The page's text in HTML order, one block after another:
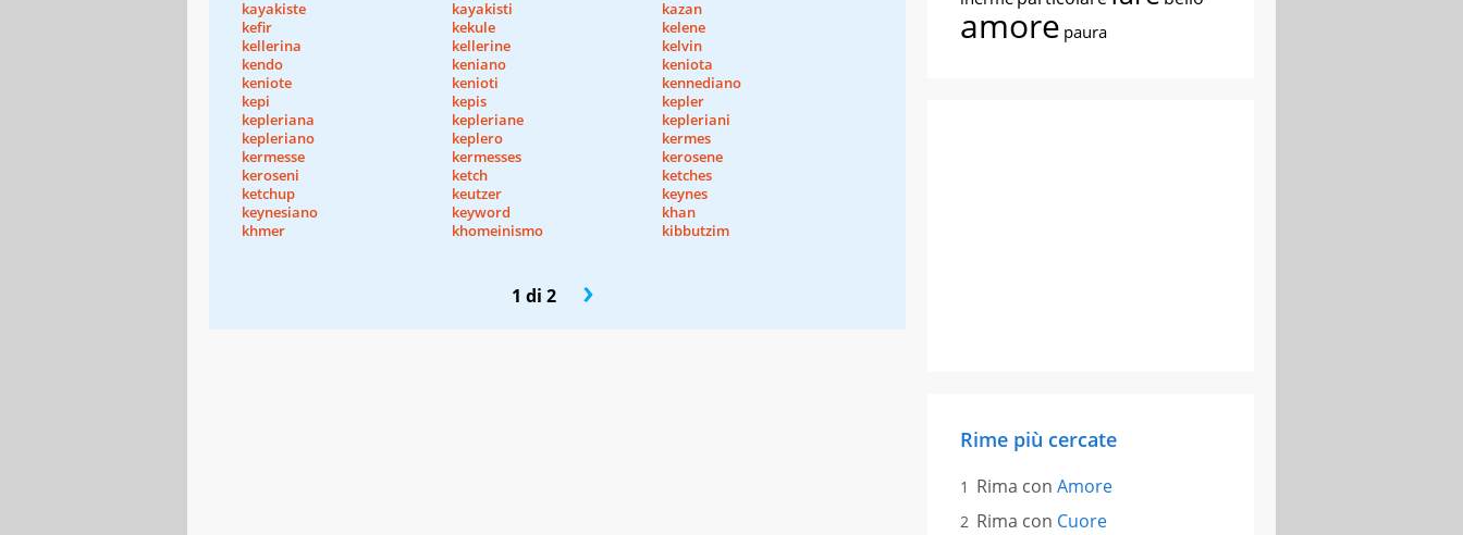
kayakiste
kayakisti
kazan
kefir
kekule
kelene
kellerina
kellerine
kelvin
kendo
keniano
keniota
keniote
kenioti
kennediano
kepi
kepis
kepler
kepleriana
kepleriane
kepleriani
kepleriano
keplero
kermes
kermesse
kermesses
kerosene
keroseni
ketch
ketches
ketchup
keutzer
keynes
keynesiano
keyword
khan
khmer
khomeinismo kibbutzim
1 di 2 ›
amore paura
Rime più cercate
Rima con Amore
Rima con Cuore